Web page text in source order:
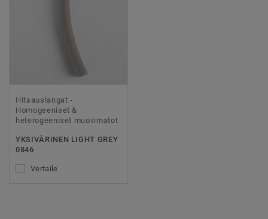
Hitsauslangat -
Homogeeniset &
heterogeeniset muovimatot
YKSIVÄRINEN LIGHT GREY
0846
Vertaile